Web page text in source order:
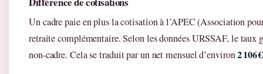
Un cadre paie en plus la cotisation à l’APEC (Association
retraite complémentaire. Selon les données URSSAF, le
non‑cadre. Cela se traduit par un net mensuel d’environ2 106 €